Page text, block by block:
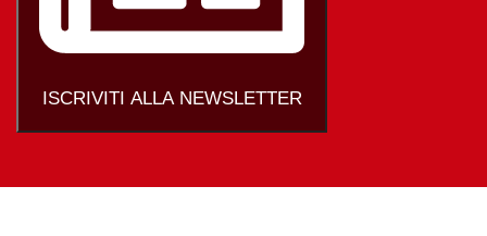
ISCRIVITI ALLA NEWSLETTER